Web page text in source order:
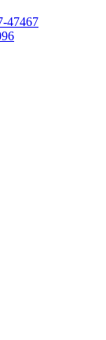
47467